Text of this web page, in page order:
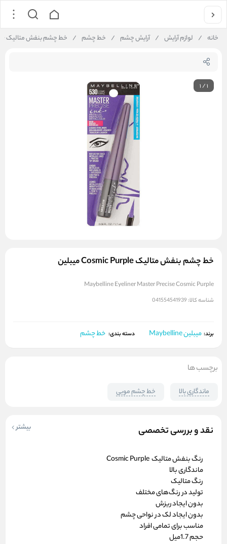
خانه / لوازم آرایش / آرایش چشم / خط چشم / خط چشم بنفش متالیک Cosmic Purple میبلین
1/1
خط چشم بنفش متالیک Cosmic Purple میبلین
Maybelline Eyeliner Master Precise Cosmic Purple
شناسه کالا: 041554541939
برند: میبلین Maybelline دسته بندی: خط چشم
نقد و بررسی تخصصی بیشتر
رنگ بنفش متالیک Cosmic Purple
ماندگاری بالا
رنگ متالیک
تولید در رنگ‌های مختلف
بدون ایجاد ریزش
بدون ایجاد لک در نواحی چشم
مناسب برای تمامی افراد
حجم 1.7میل
برچسب ها
ماندگاری بالا خط چشم مویی